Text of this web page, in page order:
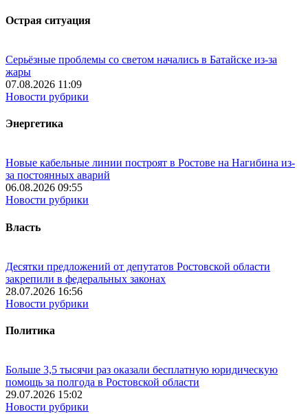
Острая ситуация
Серьёзные проблемы со светом начались в Батайске из-за
жары
07.08.2026 11:09
Новости рубрики
Энергетика
Новые кабельные линии построят в Ростове на Нагибина из-
за постоянных аварий
06.08.2026 09:55
Новости рубрики
Власть
Десятки предложений от депутатов Ростовской области
закрепили в федеральных законах
28.07.2026 16:56
Новости рубрики
Политика
Больше 3,5 тысячи раз оказали бесплатную юридическую
помощь за полгода в Ростовской области
29.07.2026 15:02
Новости рубрики